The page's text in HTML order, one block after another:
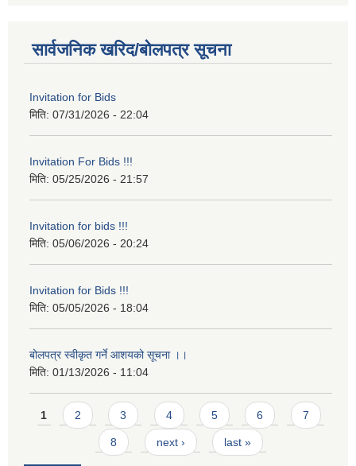
सार्वजनिक खरिद/बोलपत्र सूचना
Invitation for Bids
मिति: 07/31/2026 - 22:04
Invitation For Bids !!!
मिति: 05/25/2026 - 21:57
Invitation for bids !!!
मिति: 05/06/2026 - 20:24
Invitation for Bids !!!
मिति: 05/05/2026 - 18:04
बोलपत्र स्वीकृत गर्ने आशयको सूचना ।।
मिति: 01/13/2026 - 11:04
Pages
1 2 3 4 5 6 7
8 next › last »